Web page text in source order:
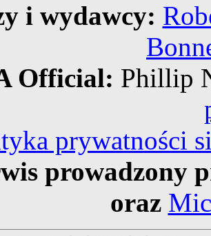
i wydawcy:
Official: Phillip
prywatności
prowadzony
oraz